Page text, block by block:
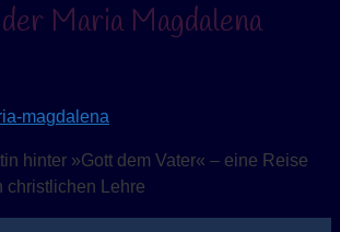
Maria Magdalena
hinter »Gott dem Vater« – eine Reise
christlichen Lehre